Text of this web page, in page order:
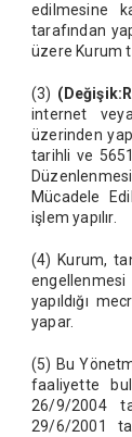
edilmesine
tarafından
üzere Kurum
(3)
internet
üzerinden
tarihli ve 5651
Mücadele
işlem yapılır.
(4) Kurum,
yapıldığı
yapar.
(5) Bu
faaliyette
26/9/2004
29/6/2001